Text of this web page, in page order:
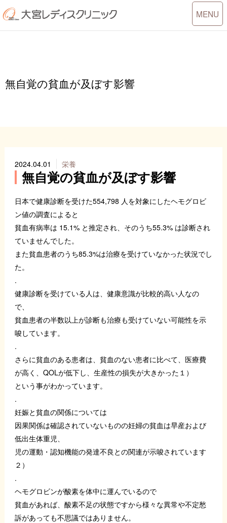
Toggle
MENU
無自覚の貧血が及ぼす影響
2024.04.01 栄養
無自覚の貧血が及ぼす影響
日本で健康診断を受けた554,798 人を対象にしたヘモグロビ
ン値の調査によると
貧血有病率は 15.1% と推​​定され、そのうち55.3% は診断され
ていませんでした。
また貧血患者のうち85.3%は治療を受けていなかった状況でし
た。
.
健康診断を受けている人は、健康意識が比較的高い人なの
で、
貧血患者の半数以上が診断も治療も受けていない可能性を示
唆しています。
.
さらに貧血のある患者は、貧血のない患者に比べて、医療費
が高く、QOLが低下し、生産性の損失が大きかった１）
という事がわかっています。
.
妊娠と貧血の関係については
因果関係は確認されていないものの妊婦の貧血は早産および
低出生体重児、
児の運動・認知機能の発達不良との関連が示唆されています
２）
.
ヘモグロビンが酸素を体中に運んでいるので
貧血があれば、酸素不足の状態ですから様々な異常や不定愁
訴があっても不思議ではありません。